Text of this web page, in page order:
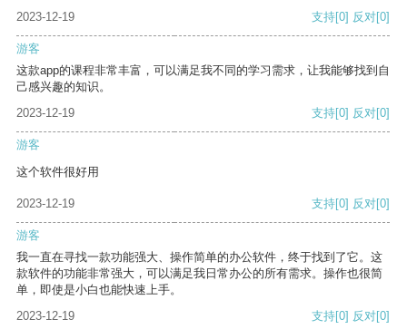
2023-12-19
支持[0] 反对[0]
游客
这款app的课程非常丰富，可以满足我不同的学习需求，让我能够找到自
己感兴趣的知识。
2023-12-19
支持[0] 反对[0]
游客
这个软件很好用
2023-12-19 支持[0] 反对[0]
游客
我一直在寻找一款功能强大、操作简单的办公软件，终于找到了它。这
款软件的功能非常强大，可以满足我日常办公的所有需求。操作也很简
单，即使是小白也能快速上手。
2023-12-19
支持[0] 反对[0]